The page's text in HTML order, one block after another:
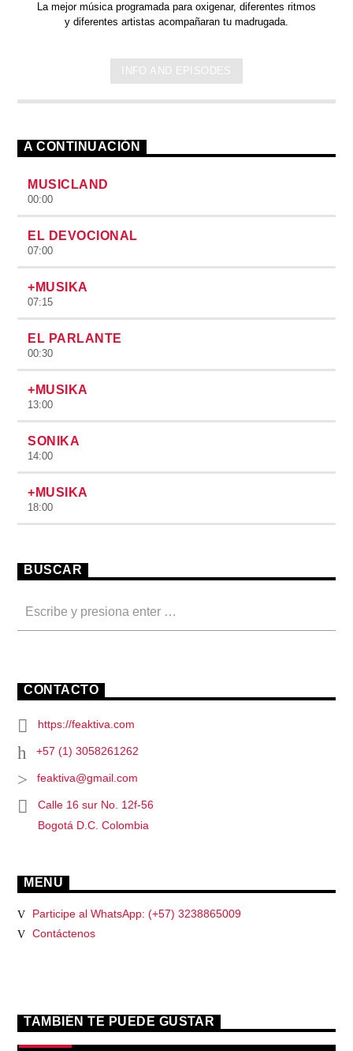
La mejor música programada para oxigenar, diferentes ritmos
y diferentes artistas acompañaran tu madrugada.
INFO AND EPISODES
A CONTINUACIÓN
MUSICLAND
00:00
EL DEVOCIONAL
07:00
+MUSIKA
07:15
EL PARLANTE
00:30
+MUSIKA
13:00
SONIKA
14:00
+MUSIKA
18:00
BUSCAR
CONTACTO
https://feaktiva.com
+57 (1) 3058261262
feaktiva@gmail.com
Calle 16 sur No. 12f-56
Bogotá D.C. Colombia
MENU
Participe al WhatsApp: (+57) 3238865009
Contáctenos
TAMBIÉN TE PUEDE GUSTAR